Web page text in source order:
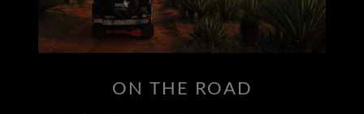
ON THE ROAD